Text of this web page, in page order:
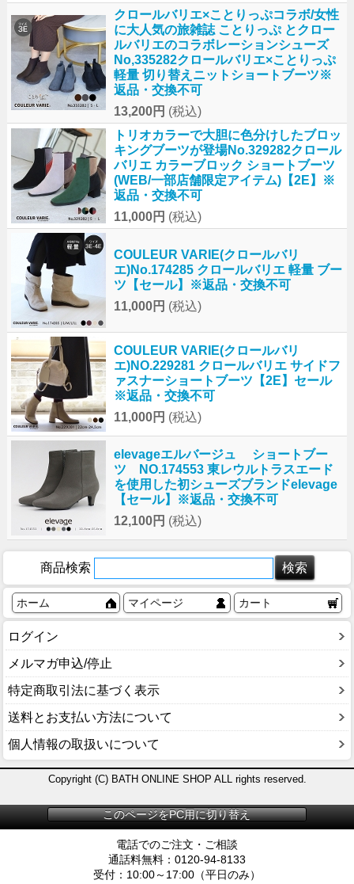
クロールバリエ×ことりっぷコラボ/女性
に大人気の旅雑誌 ことりっぷ とクロー
ルバリエのコラボレーションシューズ
No,335282クロールバリエ×ことりっぷ
軽量 切り替えニットショートブーツ※
返品・交換不可
13,200円 (税込)
トリオカラーで大胆に色分けしたブロッ
キングブーツが登場No.329282クロール
バリエ カラーブロック ショートブーツ
(WEB/一部店舗限定アイテム)【2E】※
返品・交換不可
11,000円 (税込)
COULEUR VARIE(クロールバリ
エ)No.174285 クロールバリエ 軽量 ブー
ツ【セール】※返品・交換不可
11,000円 (税込)
COULEUR VARIE(クロールバリ
エ)NO.229281 クロールバリエ サイドフ
ァスナーショートブーツ【2E】セール
※返品・交換不可
11,000円 (税込)
elevageエルバージュ ショートブー
ツ NO.174553 東レウルトラスエード
を使用した初シューズブランドelevage
【セール】※返品・交換不可
12,100円 (税込)
商品検索
ホーム マイページ カート
ログイン
メルマガ申込/停止
特定商取引法に基づく表示
送料とお支払い方法について
個人情報の取扱いについて
Copyright (C) BATH ONLINE SHOP ALL rights reserved.
電話でのご注文・ご相談
通話料無料：0120-94-8133
受付：10:00～17:00（平日のみ）
このページをPC用に切り替え